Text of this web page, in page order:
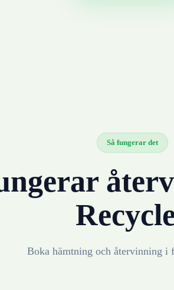
Så fungerar det
Boka hämtning och återvinning i